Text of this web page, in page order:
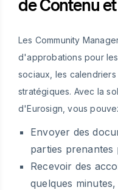
Les Community
d'approbations pour
sociaux, les
stratégiques. Avec la
d'Eurosign, vous
Envoyer des
parties prenantes
Recevoir des
quelques